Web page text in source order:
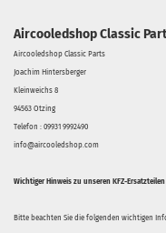
Aircooledshop Classic
Aircooledshop Classic Parts
Joachim Hintersberger
Kleinweichs 8
94563 Otzing
Telefon : 09931 9992490
info@aircooledshop.com
Wichtiger Hinweis zu unseren KFZ-Ersatzteilen
Bitte beachten Sie die folgenden wichtigen